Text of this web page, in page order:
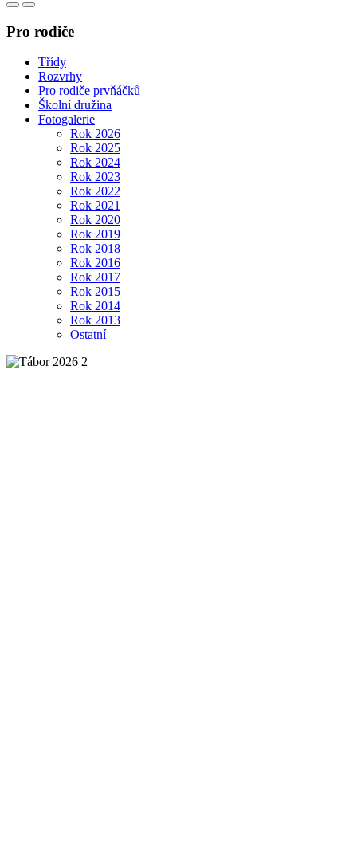
Pro rodiče
Třídy
Rozvrhy
Pro rodiče prvňáčků
Školní družina
Fotogalerie
Rok 2026
Rok 2025
Rok 2024
Rok 2023
Rok 2022
Rok 2021
Rok 2020
Rok 2019
Rok 2018
Rok 2016
Rok 2017
Rok 2015
Rok 2014
Rok 2013
Ostatní